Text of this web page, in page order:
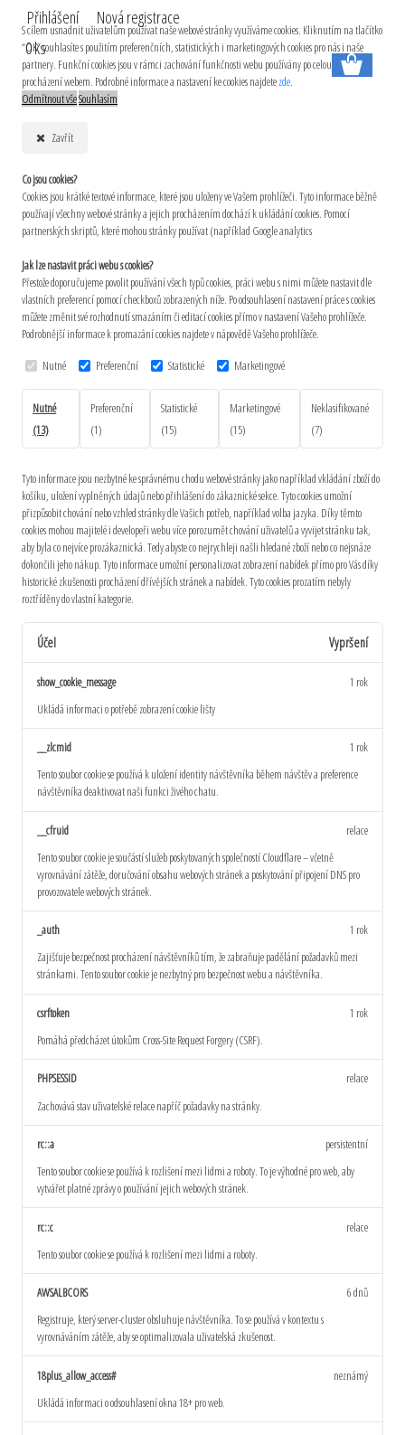
S cílem usnadnit uživatelům používat naše webové stránky využíváme cookies. Kliknutím na tlačítko
“OK” souhlasíte s použitím preferenčních, statistických i marketingových cookies pro nás i naše
partnery. Funkční cookies jsou v rámci zachování funkčnosti webu používány po celou dobu
procházení webem. Podrobné informace a nastavení ke cookies najdetezde.
Odmítnout všeSouhlasím
Zavřít
Co jsou cookies?
Cookies jsou krátké textové informace, které jsou uloženy ve Vašem prohlížeči. Tyto informace běžně
používají všechny webové stránky a jejich procházením dochází k ukládání cookies. Pomocí
partnerských skriptů, které mohou stránky používat (například Google analytics
Jak lze nastavit práci webu s cookies?
Přestože doporučujeme povolit používání všech typů cookies, práci webu s nimi můžete nastavit dle
vlastních preferencí pomocí checkboxů zobrazených níže. Po odsouhlasení nastavení práce s cookies
můžete změnit své rozhodnutí smazáním či editací cookies přímo v nastavení Vašeho prohlížeče.
Podrobnější informace k promazání cookies najdete v nápovědě Vašeho prohlížeče.
Nutné
Preferenční Statistické Marketingové
Nutné
(13)
Preferenční
(1)
Statistické
(15)
Marketingové
(15)
Neklasifikované
(7)
Tyto informace jsou nezbytné ke správnému chodu webové stránky jako například vkládání zboží do
košíku, uložení vyplněných údajů nebo přihlášení do zákaznické sekce.Tyto cookies umožní
přizpůsobit chování nebo vzhled stránky dle Vašich potřeb, například volba jazyka. Díky těmto
cookies mohou majitelé i developeři webu více porozumět chování uživatelů a vyvijet stránku tak,
aby byla co nejvíce prozákaznická. Tedy abyste co nejrychleji našli hledané zboží nebo co nejsnáze
dokončili jeho nákup.Tyto informace umožní personalizovat zobrazení nabídek přímo pro Vás díky
historické zkušenosti procházení dřívějších stránek a nabídek.Tyto cookies prozatím nebyly
roztříděny do vlastní kategorie.
Účel Vypršení
show_cookie_message
Ukládá informaci o potřebě zobrazení cookie lišty
1 rok
__zlcmid
Tento soubor cookie se používá k uložení identity návštěvníka během návštěv a preference
návštěvníka deaktivovat naši funkci živého chatu.
1 rok
__cfruid
Tento soubor cookie je součástí služeb poskytovaných společností Cloudflare – včetně
vyrovnávání zátěže, doručování obsahu webových stránek a poskytování připojení DNS pro
provozovatele webových stránek.
relace
_auth
Zajišťuje bezpečnost procházení návštěvníků tím, že zabraňuje padělání požadavků mezi
stránkami. Tento soubor cookie je nezbytný pro bezpečnost webu a návštěvníka.
1 rok
csrftoken
Pomáhá předcházet útokům Cross-Site Request Forgery (CSRF).
1 rok
PHPSESSID
Zachovává stav uživatelské relace napříč požadavky na stránky.
relace
rc::a
Tento soubor cookie se používá k rozlišení mezi lidmi a roboty. To je výhodné pro web, aby
vytvářet platné zprávy o používání jejich webových stránek.
persistentní
rc::c
Tento soubor cookie se používá k rozlišení mezi lidmi a roboty.
relace
AWSALBCORS
Registruje, který server-cluster obsluhuje návštěvníka. To se používá v kontextu s
vyrovnáváním zátěže, aby se optimalizovala uživatelská zkušenost.
6 dnů
18plus_allow_access#
Ukládá informaci o odsouhlasení okna 18+ pro web.
neznámý
Přihlášení
Nová registrace
0 ks